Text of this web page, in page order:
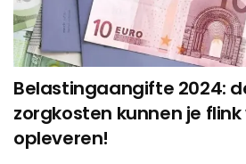
Belastingaangifte 2024:
zorgkosten kunnen je
opleveren!